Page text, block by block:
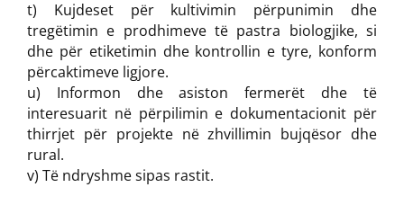
t) Kujdeset për kultivimin përpunimin dhe
tregëtimin e prodhimeve të pastra biologjike, si
dhe për etiketimin dhe kontrollin e tyre, konform
përcaktimeve ligjore.
u) Informon dhe asiston fermerët dhe të
interesuarit në përpilimin e dokumentacionit për
thirrjet për projekte në zhvillimin bujqësor dhe
rural.
v) Të ndryshme sipas rastit.